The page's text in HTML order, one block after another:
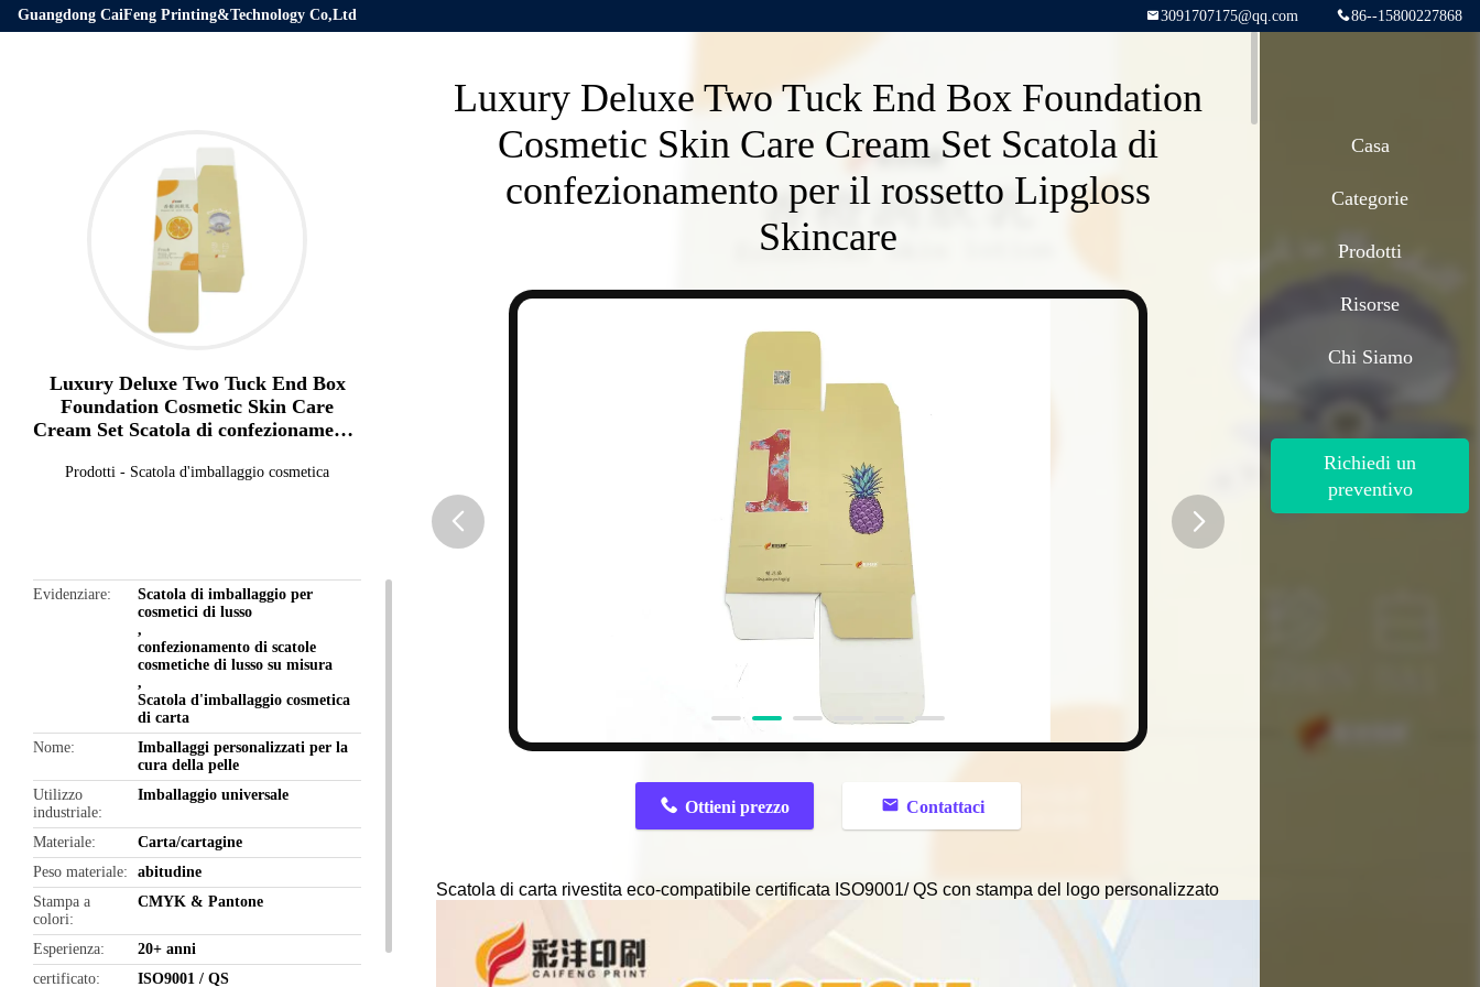
Guangdong CaiFeng Printing&Technology Co,Ltd 86--15800227868
3091707175@qq.com
Luxury Deluxe Two Tuck End Box
Foundation Cosmetic Skin Care
Cream Set Scatola di confezionamento
Prodotti - Scatola d'imballaggio cosmetica
Evidenziare
Scatola di imballaggio per
cosmetici di lusso
,
confezionamento di scatole
cosmetiche di lusso su misura
,
Scatola d'imballaggio cosmetica
di carta
Nome
Imballaggi personalizzati per la
cura della pelle
Utilizzo
industriale
Imballaggio universale
Materiale
Carta/cartagine
Peso materiale
abitudine
Stampa a
colori
CMYK & Pantone
Esperienza
20+ anni
certificato
ISO9001 / QS
Luxury Deluxe Two Tuck End Box Foundation
Cosmetic Skin Care Cream Set Scatola di
confezionamento per il rossetto Lipgloss
Skincare
Ottieni prezzo Contattaci
Scatola di carta rivestita eco-compatibile certificata ISO9001/ QS con stampa del logo personalizzato
Casa
Categorie
Prodotti
Risorse
Chi Siamo
Richiedi un
preventivo